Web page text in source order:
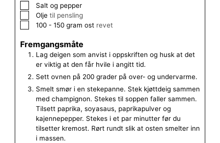
▢Salt og pepper
▢
Olje til pensling
▢
100 - 150 gram ost revet
Fremgangsmåte
Lag deigen som anvist i oppskriften og husk at det
er viktig at den får hvile i angitt tid.
Sett ovnen på 200 grader på over- og undervarme.
Smelt smør i en stekepanne. Stek kjøttdeig sammen
med champignon. Stekes til soppen faller sammen.
Tilsett paprika, soyasaus, paprikapulver og
kajennepepper. Stekes i et par minutter før du
tilsetter kremost. Rørt rundt slik at osten smelter inn
i massen.